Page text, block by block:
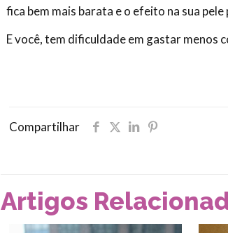
fica bem mais barata e o efeito na sua
E você, tem dificuldade em gastar menos
Compartilhar
Artigos